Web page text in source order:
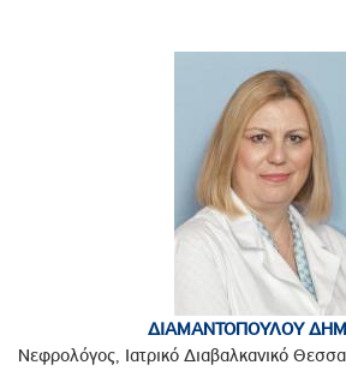
ΔΙΑΜΑΝΤΟΠΟΥΛΟΥ
Νεφρολόγος, Ιατρικό Διαβαλκανικό